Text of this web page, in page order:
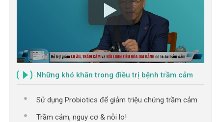
Những khó khăn trong điều trị bệnh trầm cảm
Sử dụng Probiotics để giảm triệu chứng trầm cảm
Trầm cảm, nguy cơ & nỗi lo!